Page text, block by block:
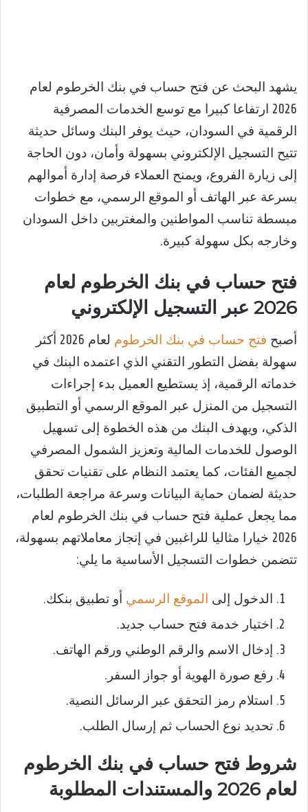
يشهد البحث عن فتح حساب في بنك الخرطوم لعام
2026 ارتفاعا كبيرا مع توسع الخدمات المصرفية
الرقمية في السودان، حيث يوفر البنك وسائل حديثة
تتيح التسجيل الإلكتروني بسهولة وأمان، دون الحاجة
إلى زيارة الفروع، ويمنح العملاء فرصة إدارة أموالهم
بسرعة عبر الهاتف أو الموقع الرسمي، مع خطوات
مبسطة تناسب المواطنين والمغتربين داخل السودان
وخارجه بكل سهولة كبيرة.
فتح حساب في بنك الخرطوم لعام
2026 عبر التسجيل الإلكتروني
أصبح فتح حساب في بنك الخرطوم
لعام 2026 أكثر
سهولة بفضل التطور التقني الذي اعتمده البنك في
خدماته الرقمية، إذ يستطيع العميل بدء إجراءات
التسجيل من المنزل عبر الموقع الرسمي أو التطبيق
الذكي، ويهدف البنك من هذه الخطوة إلى تسهيل
الوصول للخدمات المالية وتعزيز الشمول المصرفي
لجميع الفئات، كما يعتمد النظام على تقنيات تحقق
حديثة لضمان حماية البيانات وسرعة مراجعة الطلبات،
مما يجعل عملية فتح حساب في بنك الخرطوم لعام
2026 خيارا مثاليا للراغبين في إنجاز معاملاتهم بسهولة،
تتضمن خطوات التسجيل الأساسية ما يلي:
الدخول إلى الموقع الرسمي أو تطبيق بنكك.
اختيار خدمة فتح حساب جديد.
إدخال الاسم والرقم الوطني ورقم الهاتف.
رفع صورة الهوية أو جواز السفر.
استلام رمز التحقق عبر الرسائل النصية.
تحديد نوع الحساب ثم إرسال الطلب.
شروط فتح حساب في بنك الخرطوم
لعام 2026 والمستندات المطلوبة